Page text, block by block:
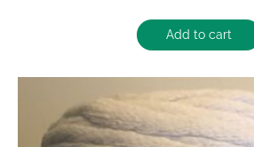
Add to cart